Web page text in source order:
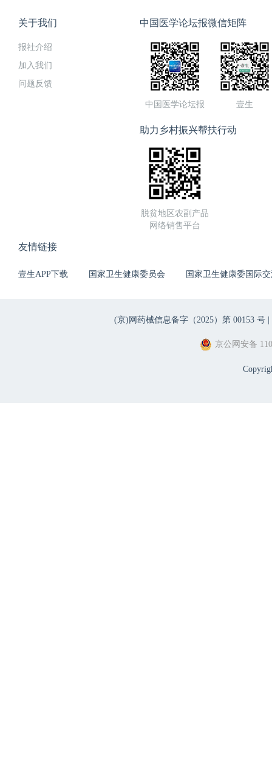
关于我们
报社介绍
加入我们
问题反馈
中国医学论坛报微信矩阵
中国医学论坛报 壹生
助力乡村振兴帮扶行动
脱贫地区农副产品
网络销售平台
友情链接
壹生APP下载 国家卫生健康委员会 国家卫生健康委国际
(京)网药械信息备字（2025）第 00153 号 |
京公网安备